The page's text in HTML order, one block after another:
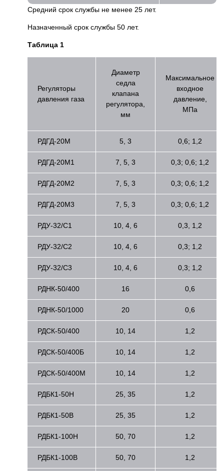
Средний срок службы не менее 25 лет.
Назначенный срок службы 50 лет.
Таблица 1
Регуляторы
давления газа
Диаметр
седла
клапана
регулятора,
мм
Максимальное
входное
давление,
МПа
РДГД-20М 5, 3 0,6; 1,2
РДГД-20М1 7, 5, 3 0,3; 0,6; 1,2
РДГД-20М2 7, 5, 3 0,3; 0,6; 1,2
РДГД-20М3 7, 5, 3 0,3; 0,6; 1,2
РДУ-32/С1 10, 4, 6 0,3, 1,2
РДУ-32/С2 10, 4, 6 0,3; 1,2
РДУ-32/С3 10, 4, 6 0,3; 1,2
РДНК-50/400 16 0,6
РДНК-50/1000 20 0,6
РДСК-50/400 10, 14 1,2
РДСК-50/400Б 10, 14 1,2
РДСК-50/400М 10, 14 1,2
РДБК1-50Н 25, 35 1,2
РДБК1-50В 25, 35 1,2
РДБК1-100Н 50, 70 1,2
РДБК1-100В 50, 70 1,2